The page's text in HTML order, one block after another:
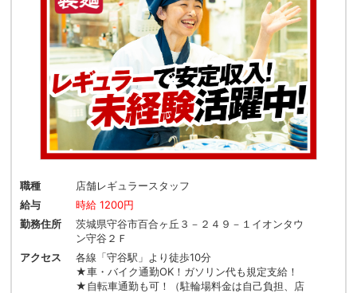
職種
店舗レギュラースタッフ
給与
時給 1200円
勤務住所
茨城県守谷市百合ヶ丘３－２４９－１イオンタウ
ン守谷２Ｆ
アクセス
各線「守谷駅」より徒歩10分
★車・バイク通勤OK！ガソリン代も規定支給！
★自転車通勤も可！（駐輪場料金は自己負担、店